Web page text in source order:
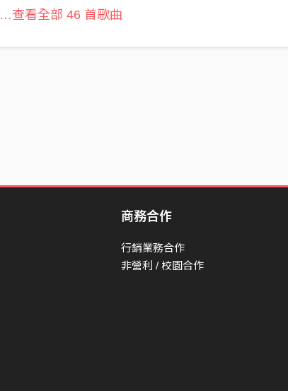
…查看全部 46 首歌曲
商務合作
行銷業務合作
非營利 / 校園合作